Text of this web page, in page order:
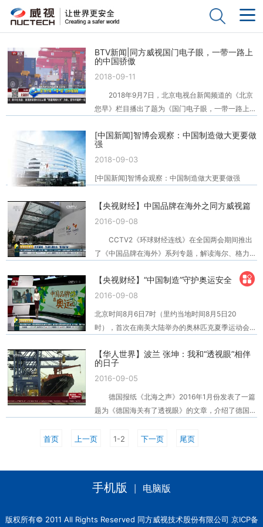
BTV新闻|同方威视国门电子眼，一带一路上
的中国骄傲
2018-09-11
2018年9月7日，北京电视台新闻频道的《北京
您早》栏目播出了题为《国门电子眼，一带一路上的
备同方威视安检设备后，海关查验效率大幅度提升，
进出口贸易安全得到保障的相关情况，展现了中国高
科技企业的实力，同时通过对同方威视守站工程师的
报道，展现了中国工程师“一个人守一座站，保一方
年已是天涯共此时——“一带一路”大型新闻行动的第
三季，由国务院国资委新闻中心和北京广播电视台联
情况，充分展示五年来“一带一路”建设各方面工作取
得的显著成效。此次新闻行动由西北线、东南线四组
团队组成，他们驾车跨越26个省份、29座城市，对
包括46家国企、近50个项目在内的“一带一路”建设
相关项目进行“跨区域行进式”采访报道。集中展现十
八大以来、特别是五年来国有企业为“一带一路”建设
作出的突出贡献、建设中取得的巨大成就，反映新时
神风貌。
[中国新闻]智博会观察：中国制造做大更要做
强
2018-09-03
[中国新闻]智博会观察：中国制造做大更要做强
【央视财经】中国品牌在海外之同方威视篇
2016-09-08
CCTV2《环球财经连线》在全国两会期间推出
了《中国品牌在海外》系列专题，解读海尔、格力、
2016年3月11日推出了《同方威视产品覆盖五大洲
140多个国家和地区》的专题报道，介绍了同方威视
营业绩以及同方威视的本土化经营方式。 随着
高新技术产业的发展，中国高端的科技产品在国际上
的影响力日益增加，中国的自主品牌逐渐为全球所熟
悉。 作为世界上最大的安检系统专业供应商之
了具有自主知识产权的高科技安检产品，在全球安检
市场上占据重要地位。 在2016年将要举办的里
会安全的第一道屏障。 中国企业走出去之路充
指出，“要坚持敢于在国际舞台竞争中争取中国企业
的话语权，要积极去制定国际标准。” 中国企业
【央视财经】“中国制造”守护奥运安全
2016-09-08
北京时间8月6日7时（里约当地时间8月5日20
时），首次在南美大陆举办的奥林匹克夏季运动会在
一刻成为了欢乐的海洋，第31届夏季奥林匹克运动
会开幕式在这里隆重上演。206个国家和地区代表团
以及首次亮相奥运会的难民代表团、约74000名现
场观众与全球数十亿通过屏幕关注的观众共同见证了
这一盛事。 尽管本届里约奥运会是在和中国相
人到里约去并不会感到陌生，从机场里的广告牌，到
以及未来赛事的安全，而值得一提的是所有设备全部
雍建介绍，在里约奥运会开幕式马拉卡纳场馆同方威
【华人世界】波兰 张坤：我和“透视眼”相伴
的日子
2016-09-05
德国报纸《北海之声》2016年1月份发表了一篇
题为《德国海关有了透视眼》的文章，介绍了德国不
统，具备较高的扫描技术，每天可以扫描480个以上
《德国海关有了透视眼》的文章 德国不莱梅港
多的人开始关注同方威视，了解同方威视。前不久，
首页 上一页 1-2 下一页 尾页
手机版 电脑版
版权所有© 2011 All Rights Reserved 同方威视技术股份有限公司 京ICP备